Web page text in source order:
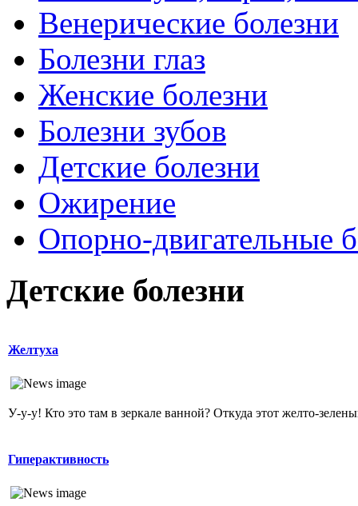
Венерические болезни
Болезни глаз
Женские болезни
Болезни зубов
Детские болезни
Ожирение
Опopно-двигательные
Детские болезни
Желтуха
У-у-у! Кто это там в зеркале ванной? Откуда этот желто-
Гиперактивность